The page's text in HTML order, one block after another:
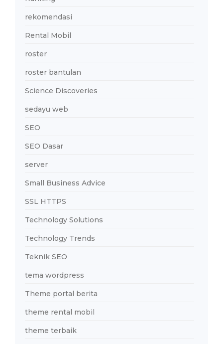
rekomendasi
Rental Mobil
roster
roster bantulan
Science Discoveries
sedayu web
SEO
SEO Dasar
server
Small Business Advice
SSL HTTPS
Technology Solutions
Technology Trends
Teknik SEO
tema wordpress
Theme portal berita
theme rental mobil
theme terbaik